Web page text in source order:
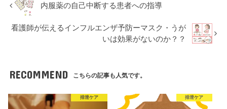
内服薬の自己中断する患者への指導
看護師が伝えるインフルエンザ予防ーマスク・うが
いは効果がないのか？？
RECOMMEND こちらの記事も人気です。
排泄ケア 排泄ケア